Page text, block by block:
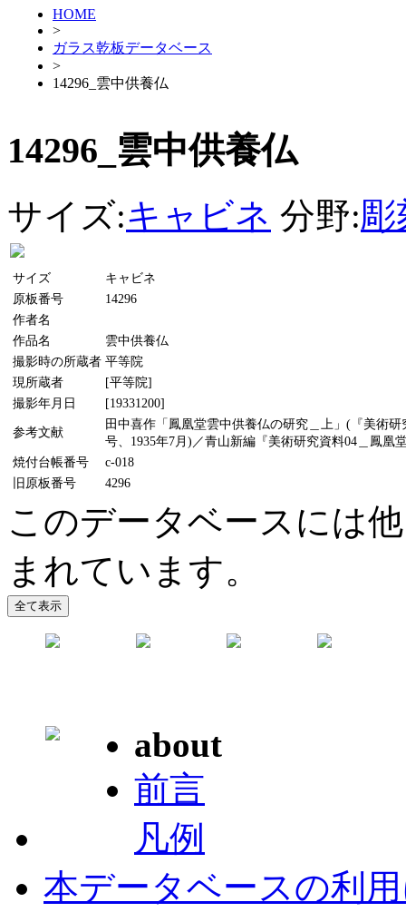
HOME
>
ガラス乾板データベース
>
14296_雲中供養仏
14296_雲中供養仏
サイズ:キャビネ 分野:彫
サイズ
キャビネ
原板番号
14296
作者名
作品名
雲中供養仏
撮影時の所蔵者 平等院
現所蔵者
[平等院]
撮影年月日
[19331200]
参考文献
田中喜作「鳳凰堂雲中供養仏の研究＿上」(『美術
号、1935年7月)／青山新編『美術研究資料04＿鳳凰
焼付台帳番号
c-018
旧原板番号
4296
このデータベースには
まれています。
about
前言
凡例
本データベースの利